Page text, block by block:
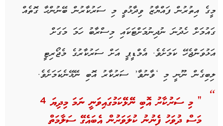
މީގެ އިތުރުން ފައްޔާޒު ވިދާޅުވީ މި ސަރުކާރުން ބޭނުންހާ ގޮތެއް
ގައުމަށް ހެދުނަ ނުދިނުމަށްޓަކައި މިސްރާބު ހަމަ މަގަށް
އަޅުވަންޖެހޭ ކަމަށެވެ. އެމްޑީޕީ އަށް ސަރުކާރުގެ މެޖޯރިޓީ
ލިބިގެން ނޫނީ މި ‘ވާނުވާ’ ސަރުކާރު އޮބި ނޭޅޭނެކަމަށެވެ.
” މި ސަރުކާރު އޮބި ނޭޅޭކަމުގައިވަނީ ނަމަ މިދިޔަ 4
މަސް ދުވަހު ފެނުނު ކުލަވަރުން އެބައެގޭ ސަލާމަތް